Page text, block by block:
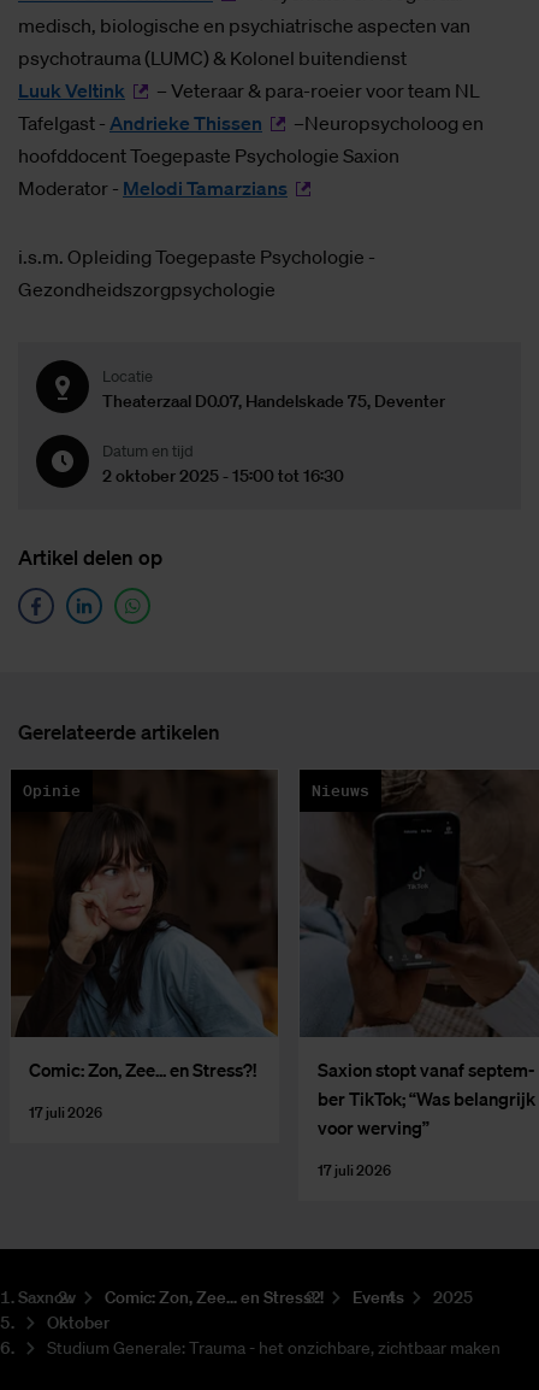
medisch, biologische en psychiatrische aspecten van
psychotrauma (LUMC) & Kolonel buitendienst
Luuk Veltink
– Veteraar & para-roeier voor team NL
Tafelgast - Andrieke Thissen
–Neuropsycholoog en
hoofddocent Toegepaste Psychologie Saxion
Moderator - Melodi Tamarzians
i.s.m. Opleiding Toegepaste Psychologie -
Gezondheidszorgpsychologie
Locatie
Theaterzaal D0.07, Handelskade 75, Deventer
Datum en tijd
2 oktober 2025 - 15:00 tot 16:30
Ar­ti­kel de­len op
Ge­re­la­teer­de ar­ti­ke­len
Opinie
Co­mic: Zon, Zee... en Stress?!
17 juli 2026
Nieuws
Saxi­on stopt van­af sep­tem­
ber Tik­Tok; “Was be­lang­rijk
voor wer­ving”
17 juli 2026
Saxnow Co­mic: Zon, Zee... en Stress?! Events
2025
Oktober
Studium Generale: Trauma - het onzichbare, zichtbaar maken